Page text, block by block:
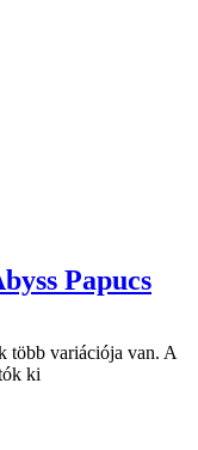
Papucs
több variációja van. A
ki